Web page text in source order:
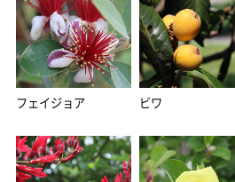
フェイジョア ビワ